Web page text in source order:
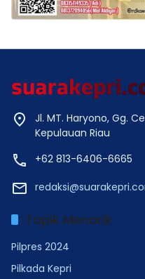
Jl. MT. Haryono, Gg.
Kepulauan Riau
+62 813-6406-6665
Topik Menarik
Pilpres 2024
Pilkada Kepri